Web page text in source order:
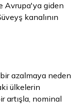
Avrupa'ya giden
kanalının
azalmaya neden
ülkelerin
artışla, nominal